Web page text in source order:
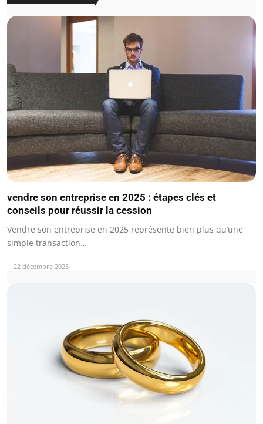
vendre son entreprise en 2025 : étapes clés et
conseils pour réussir la cession
Vendre son entreprise en 2025 représente bien plus qu’une
simple transaction…
22 décembre 2025